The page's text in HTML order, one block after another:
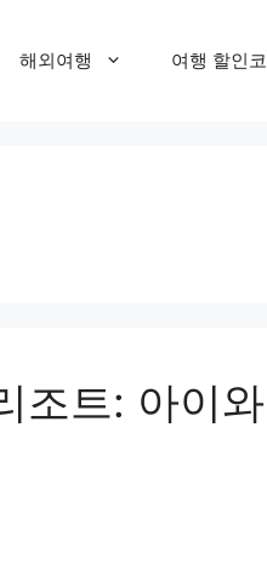
해외여행 여행 할인
조트: 아이